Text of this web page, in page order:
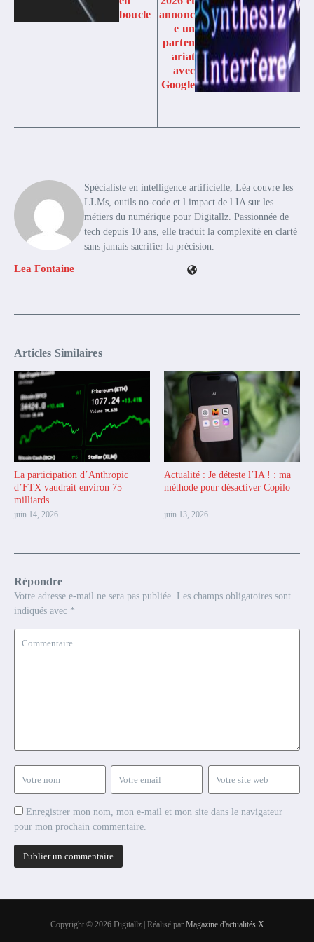
boucle
annonc
e un
parten
ariat
avec
Google
Lea Fontaine
Spécialiste en intelligence artificielle, Léa couvre les
LLMs, outils no-code et l impact de l IA sur les
métiers du numérique pour Digitallz. Passionnée de
tech depuis 10 ans, elle traduit la complexité en clarté
sans jamais sacrifier la précision.
Articles Similaires
La participation d’Anthropic
d’FTX vaudrait environ 75
milliards ...
juin 14, 2026
Actualité : Je déteste l’IA ! : ma
méthode pour désactiver Copilo
juin 13, 2026
Répondre
Votre adresse e-mail ne sera pas publiée. Les champs obligatoires sont
indiqués avec *
Enregistrer mon nom, mon e-mail et mon site dans le navigateur
pour mon prochain commentaire.
Copyright © 2026 Digitallz | Réalisé par Magazine d'actualités X